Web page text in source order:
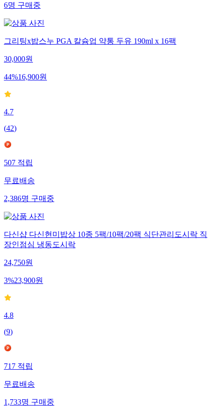
6명구매중
그리팅x밥스누 PGA 칼슘업 약통 두유 190ml x 16팩
30,000원
44%16,900원
4.7
(42)
507적립
무료배송
2,386명구매중
다신샵 다신현미밥상 10종 5팩/10팩/20팩 식단관리도시락 직
장인점심 냉동도시락
24,750원
3%23,900원
4.8
(9)
717적립
무료배송
1,733명구매중